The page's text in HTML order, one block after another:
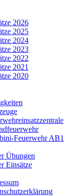
2026
2025
2024
2023
2022
2021
2020
Feuerwehr AB1